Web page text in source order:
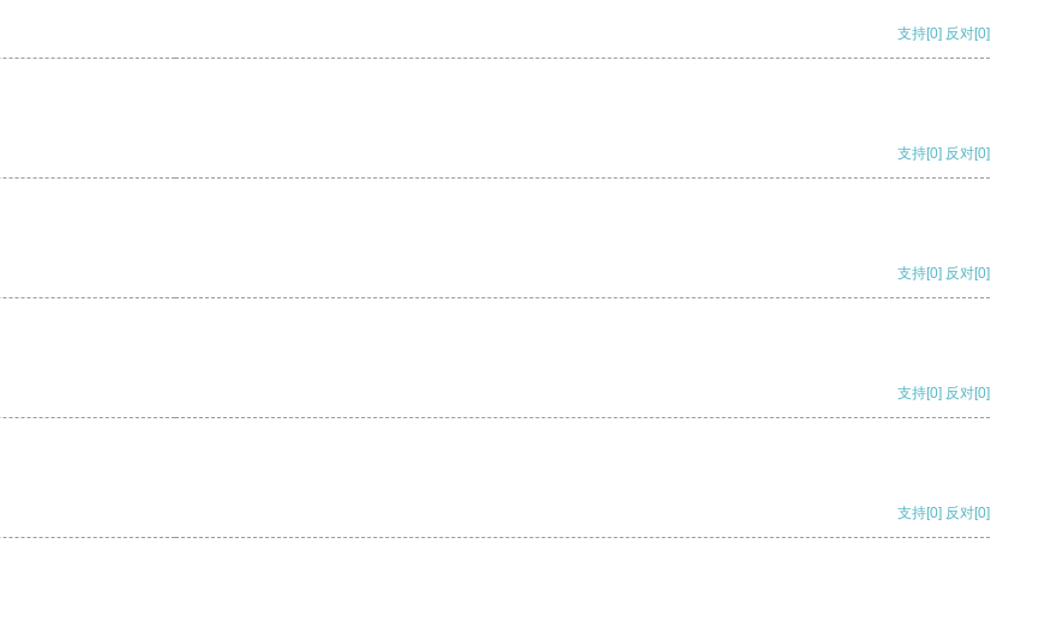
支持[0] 反对[0]
支持[0] 反对[0]
支持[0] 反对[0]
支持[0] 反对[0]
支持[0] 反对[0]